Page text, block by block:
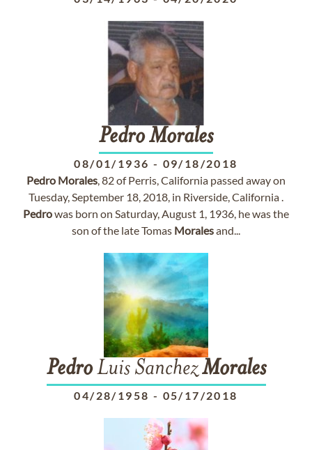
PedroMorales
08/01/1936 - 09/18/2018
Pedro Morales, 82 of Perris, California passed away on
Tuesday, September 18, 2018, in Riverside, California .
Pedrowas born on Saturday, August 1, 1936, he was the
son of the late Tomas Moralesand...
PedroLuis SanchezMorales
04/28/1958 - 05/17/2018